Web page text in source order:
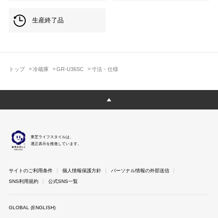
トップ 冷蔵庫 GR-U36SC 寸法・仕様
生産終了品
東芝ライフスタイルは、
適正表示を推進しています。
サイトのご利用条件 個人情報保護方針
パーソナル情報の外部送信
SNS利用規約
公式SNS一覧
GLOBAL (ENGLISH)